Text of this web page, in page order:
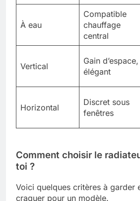
À eau
Compatible
chauffage
central
Vertical
Gain d’espace,
élégant
Horizontal
Discret sous
fenêtres
Comment choisir le
toi ?
Voici quelques critères à garder
craquer pour un modèle.